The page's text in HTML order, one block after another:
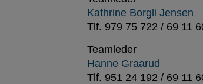
Kathrine Borgli Jensen
Tlf. 979 75 722 / 69 11
Teamleder
Hanne Graarud
Tlf. 951 24 192 / 69 11